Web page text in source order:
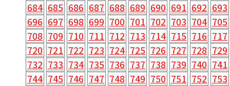
684 685 686 687 688 689 690 691 692 693
696 697 698 699 700 701 702 703 704 705
708 709 710 711 712 713 714 715 716 717
720 721 722 723 724 725 726 727 728 729
732 733 734 735 736 737 738 739 740 741
744 745 746 747 748 749 750 751 752 753